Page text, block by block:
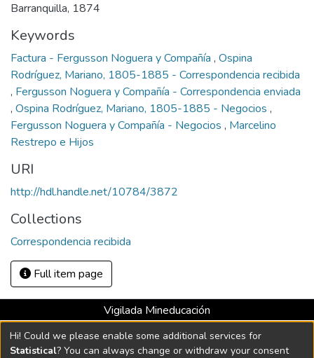
Barranquilla, 1874
Keywords
Factura - Fergusson Noguera y Compañía , Ospina
Rodríguez, Mariano, 1805-1885 - Correspondencia recibida
, Fergusson Noguera y Compañía - Correspondencia enviada
, Ospina Rodríguez, Mariano, 1805-1885 - Negocios ,
Fergusson Noguera y Compañía - Negocios , Marcelino
Restrepo e Hijos
URI
http://hdl.handle.net/10784/3872
Collections
Correspondencia recibida
Full item page
Vigilada Mineducación
Universidad con Acreditación Institucional hasta 2026 -
Resolución MEN 2158 de 2018
Hi! Could we please enable some additional services for
Statistical? You can always change or withdraw your consent